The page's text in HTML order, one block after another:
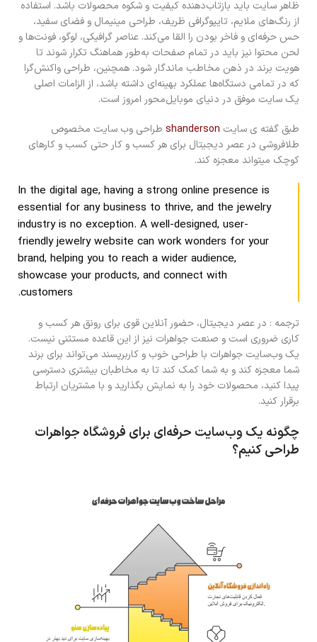
ظاهر سایت باید بازتاب‌دهنده کیفیت و شکوه محصولات باشد. استفاده
از رنگ‌های ملایم، تایپوگرافی ظریف، طراحی مینیمال و فضای سفید،
حس حرفه‌ای و فاخر بودن را القا می‌کند. عناصر گرافیکی، لوگو، فونت‌ها و
لحن محتوا نیز باید در تمام صفحات به‌طور هماهنگ تکرار شوند تا
هویت برند در ذهن مخاطب ماندگار شود. همچنین، طراحی واکنش‌گرا
که در تمامی دستگاه‌ها عملکرد بهینه‌ای داشته باشد، از الزامات اصلی
یک سایت موفق در دنیای موبایل‌محور امروز است.
طبق گفته ی سایت shanderson طراحی وب سایت مخصوص
طلافروشی در عصر دیجیتال برای هر کسب و کار حتی کسب و کارهای
کوچک میتواند معجزه کند.
In the digital age, having a strong online presence is
essential for any business to thrive, and the jewelry
industry is no exception. A well-designed, user-
friendly jewelry website can work wonders for your
brand, helping you to reach a wider audience,
showcase your products, and connect with
customers.
ترجمه : در عصر دیجیتال، حضور آنلاین قوی برای رونق هر کسب و
کاری ضروری است و صنعت جواهرات نیز از این قاعده مستثنی نیست.
یک وب‌سایت جواهرات با طراحی خوب و کاربرپسند می‌تواند برای برند
شما معجزه کند و به شما کمک کند تا به مخاطبان بیشتری دسترسی
پیدا کنید، محصولات خود را به نمایش بگذارید و با مشتریان ارتباط
برقرار کنید.
چگونه یک وب‌سایت حرفه‌ای برای فروشگاه جواهرات
طراحی کنیم؟